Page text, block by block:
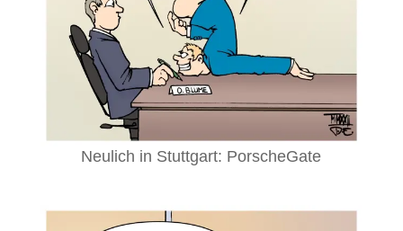
Neulich in Stuttgart: PorscheGate